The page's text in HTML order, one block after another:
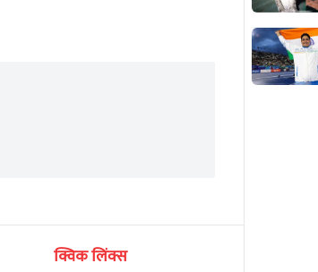
क्विक लिंक्स